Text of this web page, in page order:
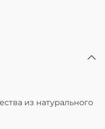
из натурального